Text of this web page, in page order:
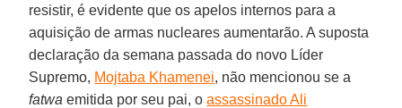
resistir, é evidente que os apelos internos para a
aquisição de armas nucleares aumentarão. A suposta
declaração da semana passada do novo Líder
Supremo, Mojtaba Khamenei, não mencionou se a
fatwa emitida por seu pai, oassassinado Ali